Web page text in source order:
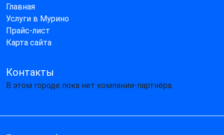
Главная
Услуги в Мурино
Прайс-лист
Карта сайта
Контакты
В этом городе пока нет компании-партнёра.